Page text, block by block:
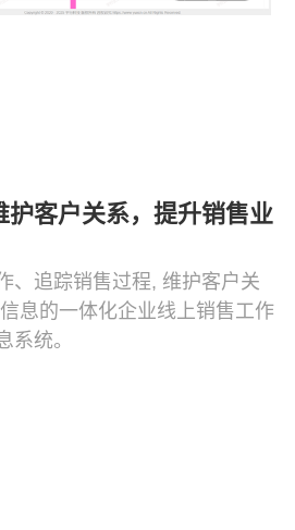
护客户关系，提升销售业
、追踪销售过程, 维护客户关
息的一体化企业线上销售工作
系统。